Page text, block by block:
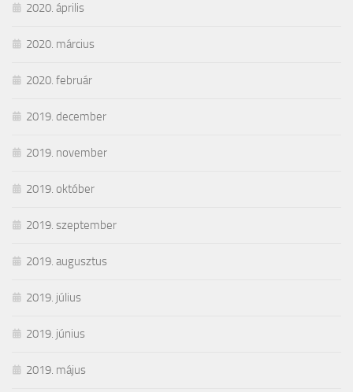
2020. április
2020. március
2020. február
2019. december
2019. november
2019. október
2019. szeptember
2019. augusztus
2019. július
2019. június
2019. május